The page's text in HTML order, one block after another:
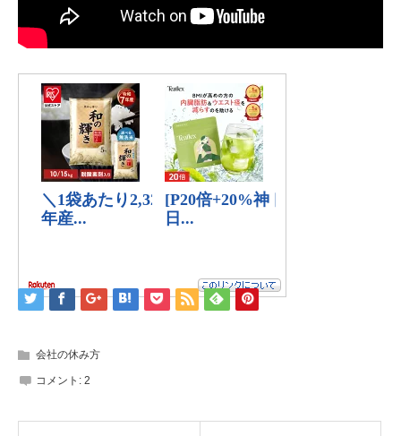
会社の休み方
コメント: 2